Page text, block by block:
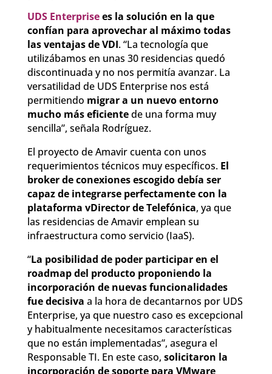
UDS Enterprisees la solución en la que
confían para aprovechar al máximo todas
las ventajas de VDI. “La tecnología que
utilizábamos en unas 30 residencias quedó
discontinuada y no nos permitía avanzar. La
versatilidad de UDS Enterprise nos está
permitiendo migrar a un nuevo entorno
mucho más eficientede una forma muy
sencilla”, señala Rodríguez.
El proyecto de Amavir cuenta con unos
requerimientos técnicos muy específicos. El
broker de conexiones escogido debía ser
capaz de integrarse perfectamente con la
plataforma vDirector de Telefónica, ya que
las residencias de Amavir emplean su
infraestructura como servicio (IaaS).
“La posibilidad de poder participar en el
roadmap del producto proponiendo la
incorporación de nuevas funcionalidades
fue decisiva a la hora de decantarnos por UDS
Enterprise, ya que nuestro caso es excepcional
y habitualmente necesitamos características
que no están implementadas”, asegura el
Responsable TI. En este caso, solicitaron la
incorporación de soporte para VMware